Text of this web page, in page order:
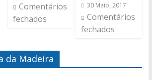
Comentários
fechados
30 Maio, 2017
Comentários
fechados
da Madeira